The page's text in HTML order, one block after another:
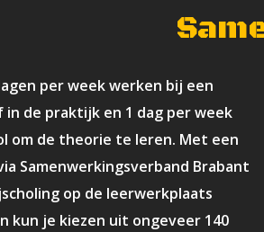
per week werken bij een
de praktijk en 1 dag per week
om de theorie te leren. Met een
Samenwerkingsverband Brabant
op de leerwerkplaats
kun je kiezen uit ongeveer 140